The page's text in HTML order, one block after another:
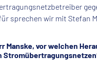
sprechen wir mit Stefan
Manske, vor welchen